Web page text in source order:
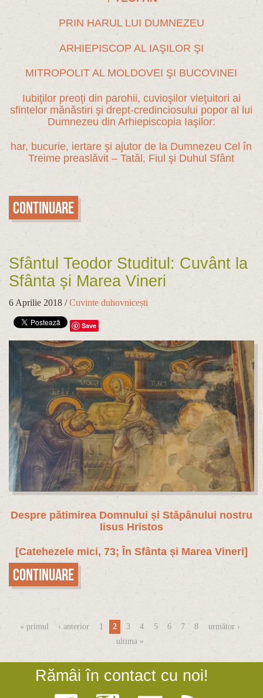
PRIN HARUL LUI DUMNEZEU
ARHIEPISCOP AL IAŞILOR ŞI
MITROPOLIT AL MOLDOVEI ŞI BUCOVINEI
Iubiţilor preoţi din parohii, cuvioşilor vieţuitori ai
sfintelor mănăstiri şi drept-credinciosului popor al lui
Dumnezeu din Arhiepiscopia Iaşilor:
har, bucurie, iertare şi ajutor de la Dumnezeu Cel în
Treime preaslăvit – Tatăl, Fiul şi Duhul Sfânt
Continuare
Sfântul Teodor Studitul: Cuvânt la
Sfânta și Marea Vineri
6 Aprilie 2018 /Cuvinte duhovnicești
Save
Despre pătimirea Domnului și Stăpânului nostru
Iisus Hristos
[Catehezele mici, 73; În Sfânta și Marea Vineri]
Continuare
Pagini
« primul ‹ anterior 1 2 3 4 5 6 7 8
următor ›
ultima »
Rămâi în contact cu noi!